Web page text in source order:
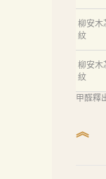
柳安木
紋
柳安木
紋
甲醛釋
︽